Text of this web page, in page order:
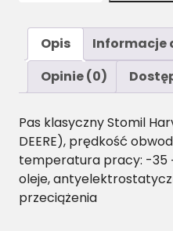
/
-
2
7
2
0
Opis
Informacje
Opinie (0)
Pas klasyczny Stomil
DEERE), prędkość
temperatura pracy: -35
oleje,
przeciążenia